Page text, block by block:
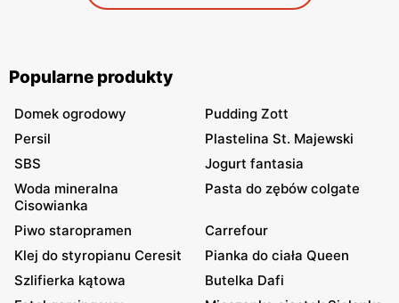
Popularne produkty
Domek ogrodowy
Pudding Zott
Persil
Plastelina St. Majewski
SBS
Jogurt fantasia
Woda mineralna
Cisowianka
Pasta do zębów colgate
Piwo staropramen
Carrefour
Klej do styropianu Ceresit
Pianka do ciała Queen
Szlifierka kątowa
Butelka Dafi